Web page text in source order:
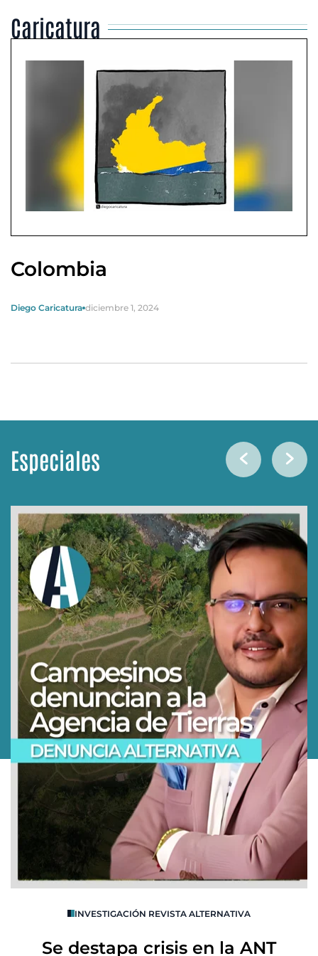
Caricatura
Colombia
Diego Caricatura diciembre 1, 2024
Especiales
INVESTIGACIÓN REVISTA ALTERNATIVA
Se destapa crisis en la ANT